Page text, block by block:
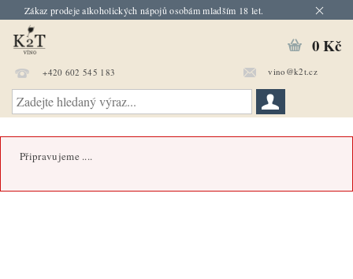
Zákaz prodeje alkoholických nápojů osobám mladším 18 let.
+420 602 545 183 vino@k2t.cz
0 Kč
Připravujeme ....